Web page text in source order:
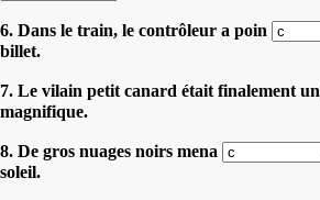
6. Dans le train, le contrôleur a poin
billet.
7. Le vilain petit canard était finalement un
magnifique.
8. De gros nuages noirs mena
soleil.